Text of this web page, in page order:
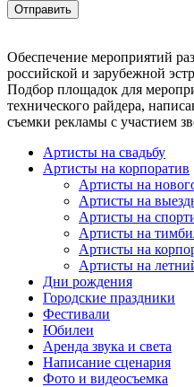
Отправить
Обеспечение мероприятий
российской и зарубежной
Подбор площадок для
технического райдера,
съемки рекламы с участием
Артисты на свадьбу
Артисты на корпоратив
Артисты на
Артисты на
Артисты на
Артисты на
Артисты на
Артисты на
Дни рождения
Городские праздники
Фестивали
Юбилеи
Аренда звука и света
Написание сценария
Фото и видеосъемка